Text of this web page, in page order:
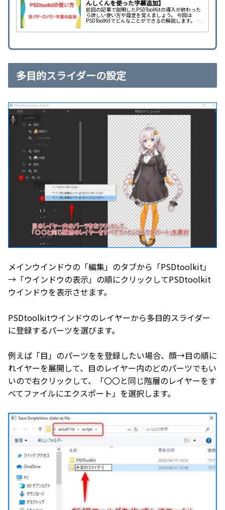
んしくんを使った字幕追加】
前回の記事で説明したPSDToolKitの導入が終わった
ら詳しい使い方や設定を覚えましょう。 今回は
PSDToolKitでどんなことができるの解説します。 ボ
方をマスターすれば編集する動画の表現が広がりま
多目的スライダーの設定
メインウインドウの「編集」のタブから「PSDtoolkit」
→「ウインドウの表示」の順にクリックしてPSDtoolkit
ウインドウを表示させます。
PSDtoolkitウインドウのレイヤーから多目的スライダー
に登録するパーツを選びます。
例えば「目」のパーツをを登録したい場合、顔→目の順に
れイヤーを展開して、目のレイヤー内のどのパーツでもい
いので右クリックして、「〇〇と同じ階層のレイヤーをす
べてファイルにエクスポート」を選択します。